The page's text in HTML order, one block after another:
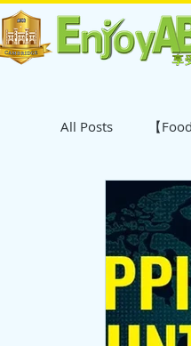
All Posts 【
【Art & Design
【Culture
【Pets &